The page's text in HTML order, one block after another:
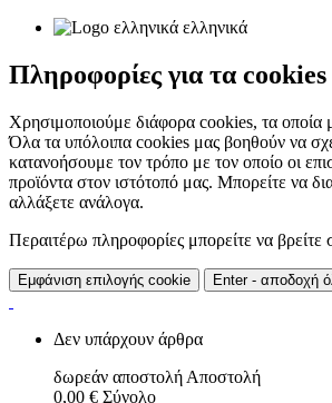
ελληνικά
Πληροφορίες για τα cookies
Χρησιμοποιούμε διάφορα cookies, τα οποία
Όλα τα υπόλοιπα cookies μας βοηθούν να
κατανοήσουμε τον τρόπο με τον οποίο οι
προϊόντα στον ιστότοπό μας. Μπορείτε να
αλλάξετε ανάλογα.
Περαιτέρω πληροφορίες μπορείτε να βρείτε
Εμφάνιση επιλογής cookie Enter - αποδοχή
Δεν υπάρχουν άρθρα
δωρεάν αποστολή Αποστολή
0,00 € Σύνολο